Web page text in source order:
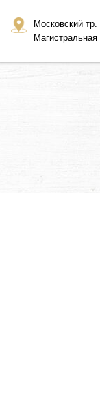
Московский
Магистральная